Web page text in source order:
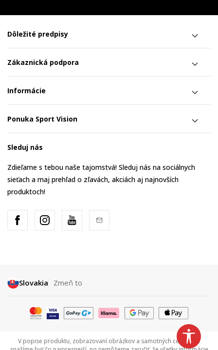
Dôležité predpisy
Zákaznická podpora
Informácie
Ponuka Sport Vision
Sleduj nás
Zdieľame s tebou naše tajomstvá! Sleduj nás na sociálnych
sieťach a maj prehľad o zľavách, akciách aj najnovších
produktoch!
Slovakia Zmeň to
V popise produktu, zobrazovaní obrázkov a samotných cenách sa